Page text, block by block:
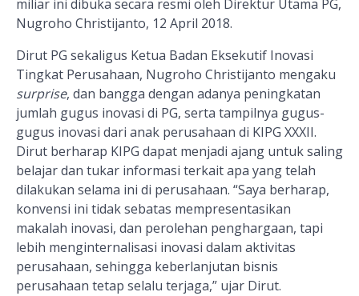
miliar ini dibuka secara resmi oleh Direktur Utama PG,
Nugroho Christijanto, 12 April 2018.
Dirut PG sekaligus Ketua Badan Eksekutif Inovasi
Tingkat Perusahaan, Nugroho Christijanto mengaku
surprise, dan bangga dengan adanya peningkatan
jumlah gugus inovasi di PG, serta tampilnya gugus-
gugus inovasi dari anak perusahaan di KIPG XXXII.
Dirut berharap KIPG dapat menjadi ajang untuk saling
belajar dan tukar informasi terkait apa yang telah
dilakukan selama ini di perusahaan. “Saya berharap,
konvensi ini tidak sebatas mempresentasikan
makalah inovasi, dan perolehan penghargaan, tapi
lebih menginternalisasi inovasi dalam aktivitas
perusahaan, sehingga keberlanjutan bisnis
perusahaan tetap selalu terjaga,” ujar Dirut.